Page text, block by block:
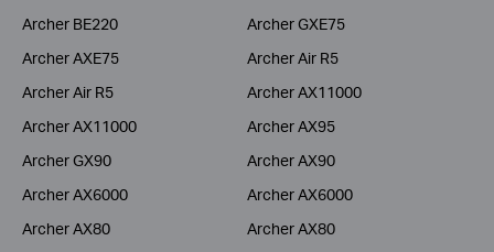
Archer BE220
Archer GXE75
Archer AXE75
Archer Air R5
Archer Air R5
Archer AX11000
Archer AX11000
Archer AX95
Archer GX90
Archer AX90
Archer AX6000
Archer AX6000
Archer AX80
Archer AX80